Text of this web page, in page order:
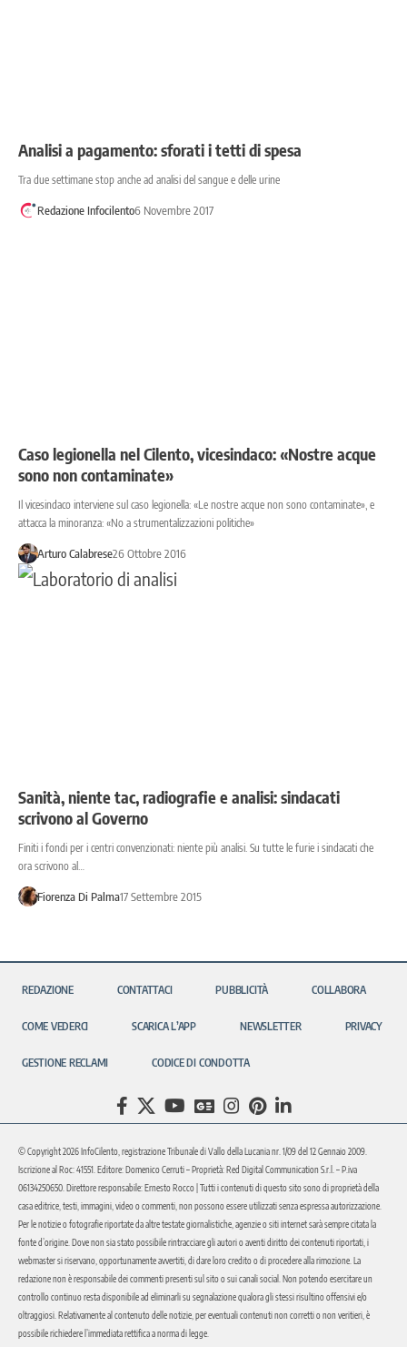
Analisi a pagamento: sforati i tetti di spesa
Tra due settimane stop anche ad analisi del sangue e delle urine
Redazione Infocilento6 Novembre 2017
Caso legionella nel Cilento, vicesindaco: «Nostre acque
sono non contaminate»
Il vicesindaco interviene sul caso legionella: «Le nostre acque non sono contaminate», e
attacca la minoranza: «No a strumentalizzazioni politiche»
Arturo Calabrese26 Ottobre 2016
Sanità, niente tac, radiografie e analisi: sindacati
scrivono al Governo
Finiti i fondi per i centri convenzionati: niente più analisi. Su tutte le furie i sindacati che
ora scrivono al…
Fiorenza Di Palma17 Settembre 2015
REDAZIONE CONTATTACI PUBBLICITÀ COLLABORA
COME VEDERCI SCARICA L’APP NEWSLETTER PRIVACY
GESTIONE RECLAMI CODICE DI CONDOTTA
© Copyright 2026 InfoCilento, registrazione Tribunale di Vallo della Lucania nr. 1/09 del 12 Gennaio 2009.
Iscrizione al Roc: 41551. Editore: Domenico Cerruti – Proprietà: Red Digital Communication S.r.l. – P.iva
06134250650. Direttore responsabile: Ernesto Rocco | Tutti i contenuti di questo sito sono di proprietà della
casa editrice, testi, immagini, video o commenti, non possono essere utilizzati senza espressa autorizzazione.
Per le notizie o fotografie riportate da altre testate giornalistiche, agenzie o siti internet sarà sempre citata la
fonte d’origine. Dove non sia stato possibile rintracciare gli autori o aventi diritto dei contenuti riportati, i
webmaster si riservano, opportunamente avvertiti, di dare loro credito o di procedere alla rimozione. La
redazione non è responsabile dei commenti presenti sul sito o sui canali social. Non potendo esercitare un
controllo continuo resta disponibile ad eliminarli su segnalazione qualora gli stessi risultino offensivi e/o
oltraggiosi. Relativamente al contenuto delle notizie, per eventuali contenuti non corretti o non veritieri, è
possibile richiedere l’immediata rettifica a norma di legge.